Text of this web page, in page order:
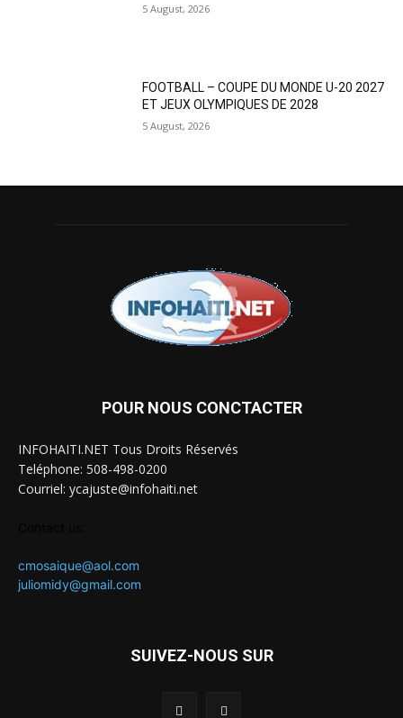
5 August, 2026
FOOTBALL – COUPE DU MONDE U-20 2027
ET JEUX OLYMPIQUES DE 2028
5 August, 2026
POUR NOUS CONCTACTER
INFOHAITI.NET Tous Droits Réservés
Teléphone: 508-498-0200
Courriel: ycajuste@infohaiti.net
cmosaique@aol.com
juliomidy@gmail.com
SUIVEZ-NOUS SUR